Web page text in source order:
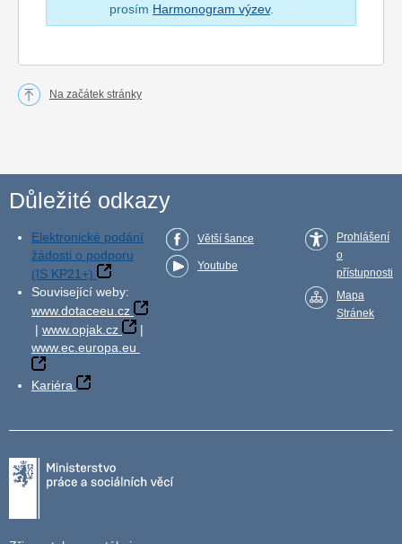
prosím Harmonogram výzev.
Na začátek stránky
Důležité odkazy
Elektronické podání
žádosti o podporu
(IS KP21+)
Související weby:
www.dotaceeu.cz
| www.opjak.cz
|
www.ec.europa.eu
Kariéra
Větší šance
Youtube
Prohlášení
o
přístupnosti
Mapa
Stránek